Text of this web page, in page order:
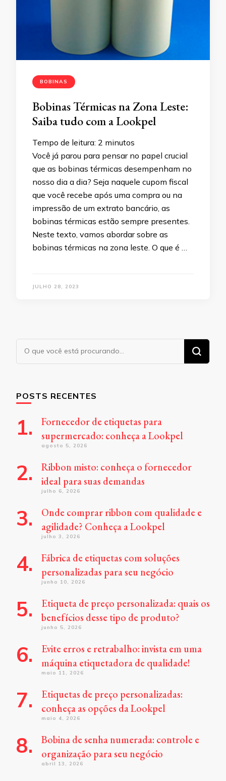
BOBINAS
Bobinas Térmicas na Zona Leste:
Saiba tudo com a Lookpel
Tempo de leitura: 2 minutos
Você já parou para pensar no papel crucial
que as bobinas térmicas desempenham no
nosso dia a dia? Seja naquele cupom fiscal
que você recebe após uma compra ou na
impressão de um extrato bancário, as
bobinas térmicas estão sempre presentes.
Neste texto, vamos abordar sobre as
bobinas térmicas na zona leste. O que é …
JULHO 28, 2023
Procurando
algo?
POSTS RECENTES
Fornecedor de etiquetas para
supermercado: conheça a Lookpel
agosto 5, 2026
Ribbon misto: conheça o fornecedor
ideal para suas demandas
julho 6, 2026
Onde comprar ribbon com qualidade e
agilidade? Conheça a Lookpel
julho 3, 2026
Fábrica de etiquetas com soluções
personalizadas para seu negócio
junho 10, 2026
Etiqueta de preço personalizada: quais os
benefícios desse tipo de produto?
junho 5, 2026
Evite erros e retrabalho: invista em uma
máquina etiquetadora de qualidade!
maio 11, 2026
Etiquetas de preço personalizadas:
conheça as opções da Lookpel
maio 4, 2026
Bobina de senha numerada: controle e
organização para seu negócio
abril 13, 2026